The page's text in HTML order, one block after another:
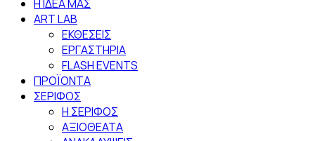
Η ΙΔΕΑ ΜΑΣ
ART LAB
ΕΚΘΕΣΕΙΣ
ΕΡΓΑΣΤΗΡΙΑ
FLASH EVENTS
ΠΡΟΪΟΝΤΑ
ΣΕΡΙΦΟΣ
Η ΣΕΡΙΦΟΣ
ΑΞΙΟΘΕΑΤΑ